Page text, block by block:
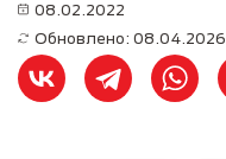
08.02.2022
Обновлено: 08.04.2026